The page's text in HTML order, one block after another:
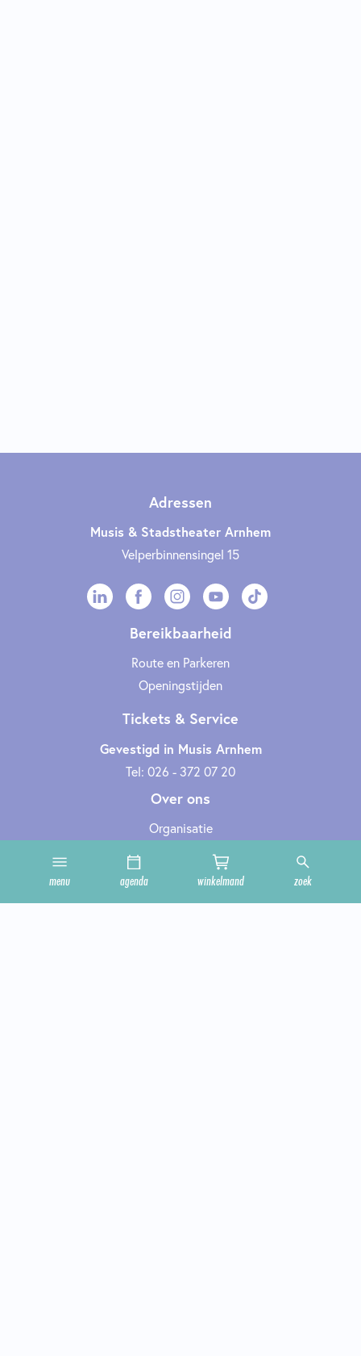
menu agenda winkelmand zoek
Adressen
Musis & Stadstheater Arnhem
Velperbinnensingel 15
Bereikbaarheid
Route en Parkeren
Openingstijden
Tickets & Service
Gevestigd in Musis Arnhem
Tel: 026 - 372 07 20
Over ons
Organisatie
Cultuurclub